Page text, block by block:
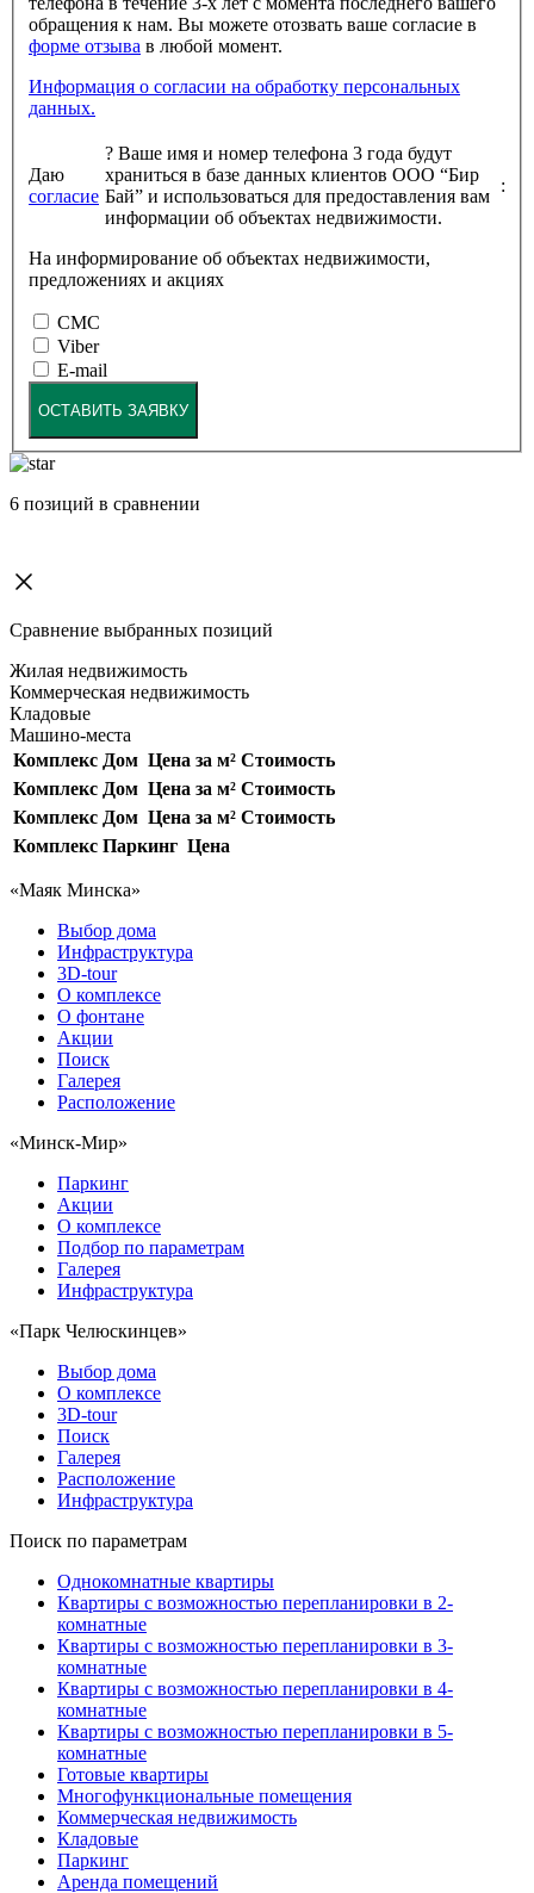
обращения к нам. Вы можете отозвать ваше согласие в
форме отзыва
в любой момент.
Информация о согласии на обработку персональных
данных.
Даю
согласие
? Ваше имя и номер телефона 3 года будут
храниться в базе данных клиентов ООО “Бир
Бай” и использоваться для предоставления вам
информации об объектах недвижимости.
:
На информирование об объектах недвижимости,
предложениях и акциях
СМС
Viber
E-mail
ОСТАВИТЬ ЗАЯВКУ
6 позиций в сравнении
Сравнение выбранных позиций
Жилая недвижимость
Коммерческая недвижимость
Кладовые
Машино-места
Комплекс Дом Цена за м² Стоимость
Комплекс Дом Цена за м² Стоимость
Комплекс Дом Цена за м² Стоимость
Комплекс Паркинг Цена
«Маяк Минска»
Выбор дома
Инфраструктура
3D-tour
О комплексе
О фонтане
Акции
Поиск
Галерея
Расположение
«Минск-Мир»
Паркинг
Акции
О комплексе
Подбор по параметрам
Галерея
Инфраструктура
«Парк Челюскинцев»
Выбор дома
О комплексе
3D-tour
Поиск
Галерея
Расположение
Инфраструктура
Поиск по параметрам
Однокомнатные квартиры
Квартиры с возможностью перепланировки в 2-
комнатные
Квартиры с возможностью перепланировки в 3-
комнатные
Квартиры с возможностью перепланировки в 4-
комнатные
Квартиры с возможностью перепланировки в 5-
комнатные
Готовые квартиры
Многофункциональные помещения
Коммерческая недвижимость
Кладовые
Паркинг
Аренда помещений